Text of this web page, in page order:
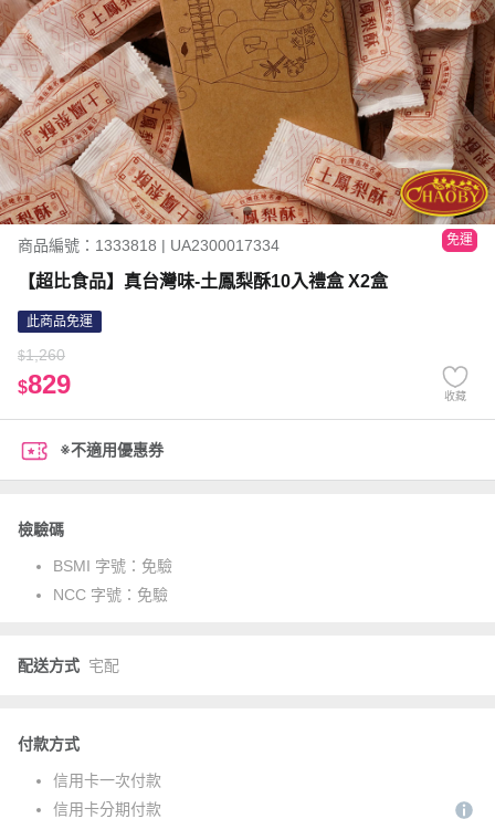
商品編號：1333818 | UA2300017334 免運
【超比食品】真台灣味-土鳳梨酥10入禮盒 X2盒
此商品免運
$1,260
$829 收藏
※不適用優惠券
檢驗碼
BSMI 字號： 免驗
NCC 字號： 免驗
配送方式 宅配
付款方式
信用卡一次付款
信用卡分期付款